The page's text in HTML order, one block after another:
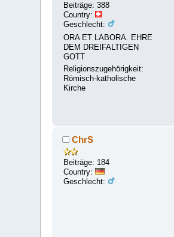
Beiträge: 388
Country:
Geschlecht:
ORA ET LABORA. EHRE
DEM DREIFALTIGEN
GOTT
Religionszugehörigkeit:
Römisch-katholische
Kirche
ChrS
Beiträge: 184
Country:
Geschlecht: